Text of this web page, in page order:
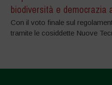
biodiversità e democrazia
Con il voto finale sul
tramite le cosiddette Nuove